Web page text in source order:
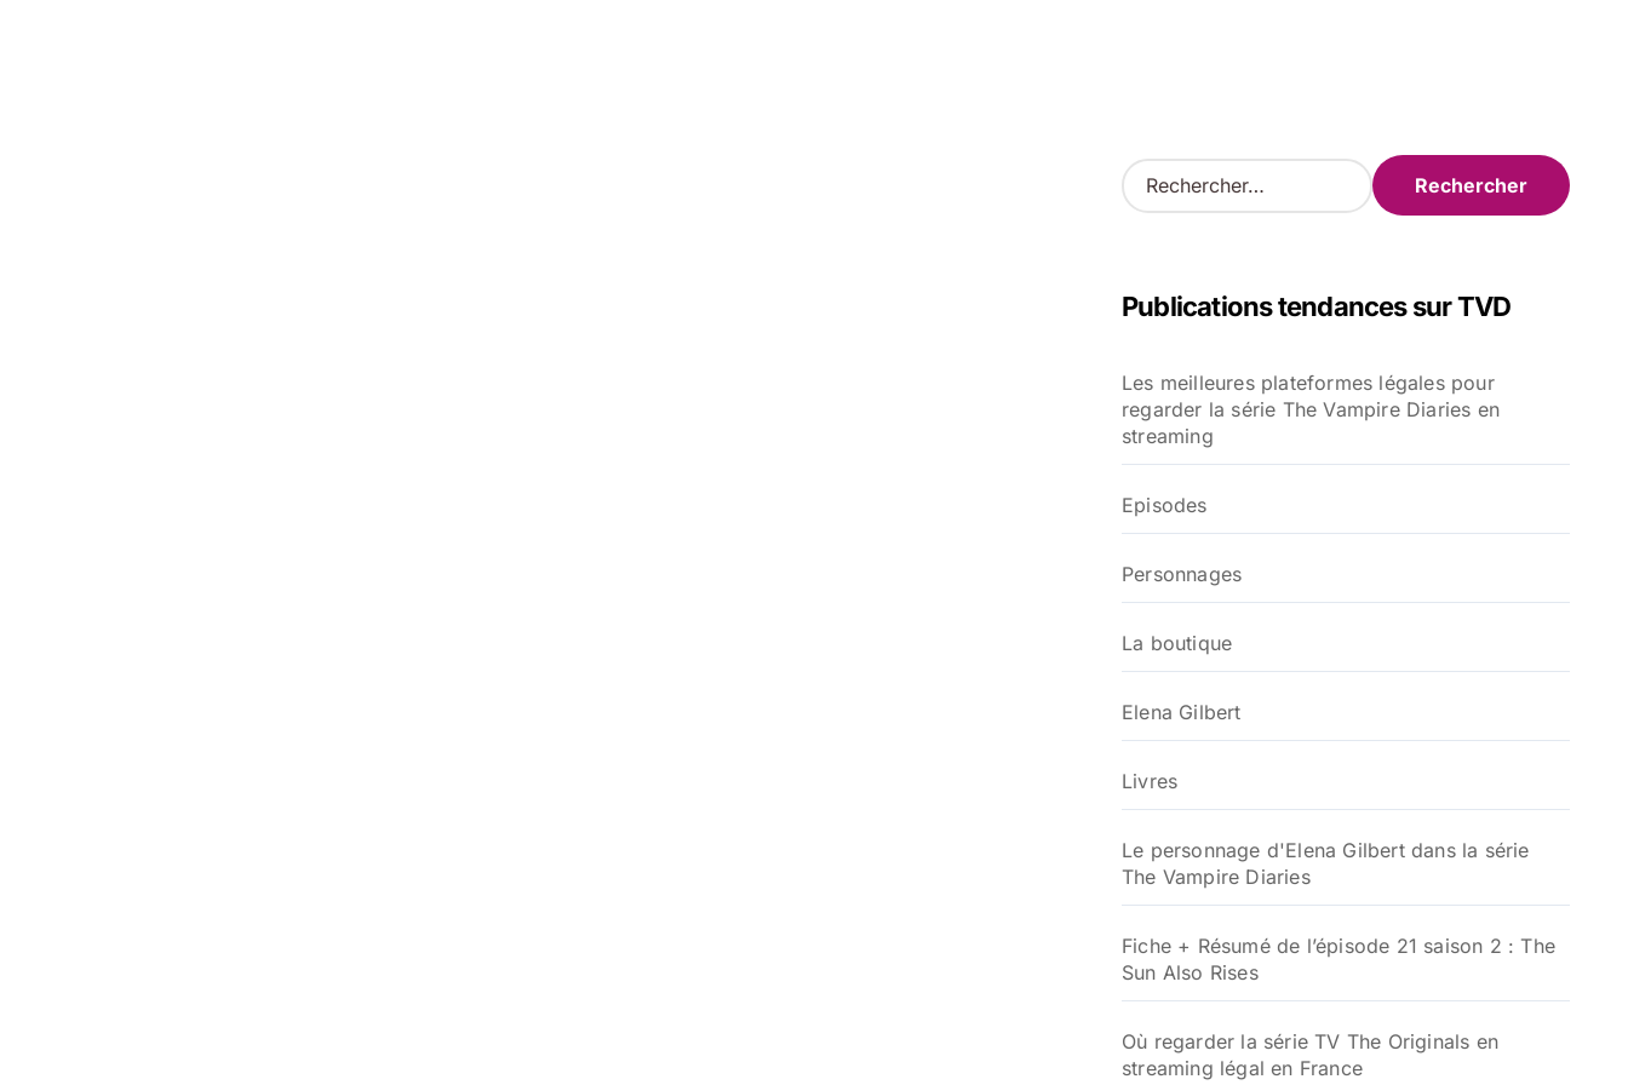
R
e
r
e
r
:
Publications tendances sur TVD
Les meilleures plateformes légales pour
regarder la série The Vampire Diaries en
streaming
Episodes
Personnages
La boutique
Elena Gilbert
Livres
Le personnage d'Elena Gilbert dans la série
The Vampire Diaries
Fiche + Résumé de l’épisode 21 saison 2 : The
Sun Also Rises
Où regarder la série TV The Originals en
streaming légal en France